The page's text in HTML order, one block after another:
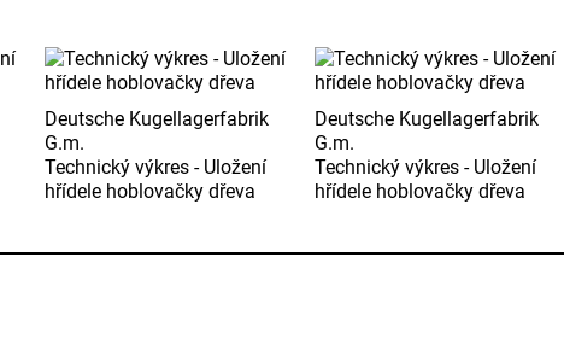
Deutsche Kugellagerfabrik
G.m.
Technický výkres - Uložení
hřídele hoblovačky dřeva
Deutsche Kugellagerfabrik
G.m.
Technický výkres - Uložení
hřídele hoblovačky dřeva